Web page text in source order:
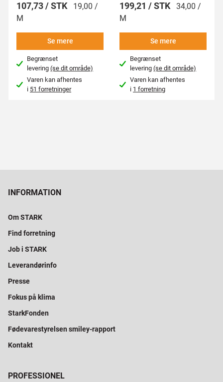
107,73 / STK
19,00 /
M
Se mere
Begrænset
levering(se dit område)
Varen kan afhentes
i 51 forretninger
199,21 / STK 34,00 /
M
Se mere
Begrænset
levering(se dit område)
Varen kan afhentes
i 1 forretning
INFORMATION
Om STARK
Find forretning
Job i STARK
Leverandørinfo
Presse
Fokus på klima
StarkFonden
Fødevarestyrelsen smiley-rapport
Kontakt
PROFESSIONEL